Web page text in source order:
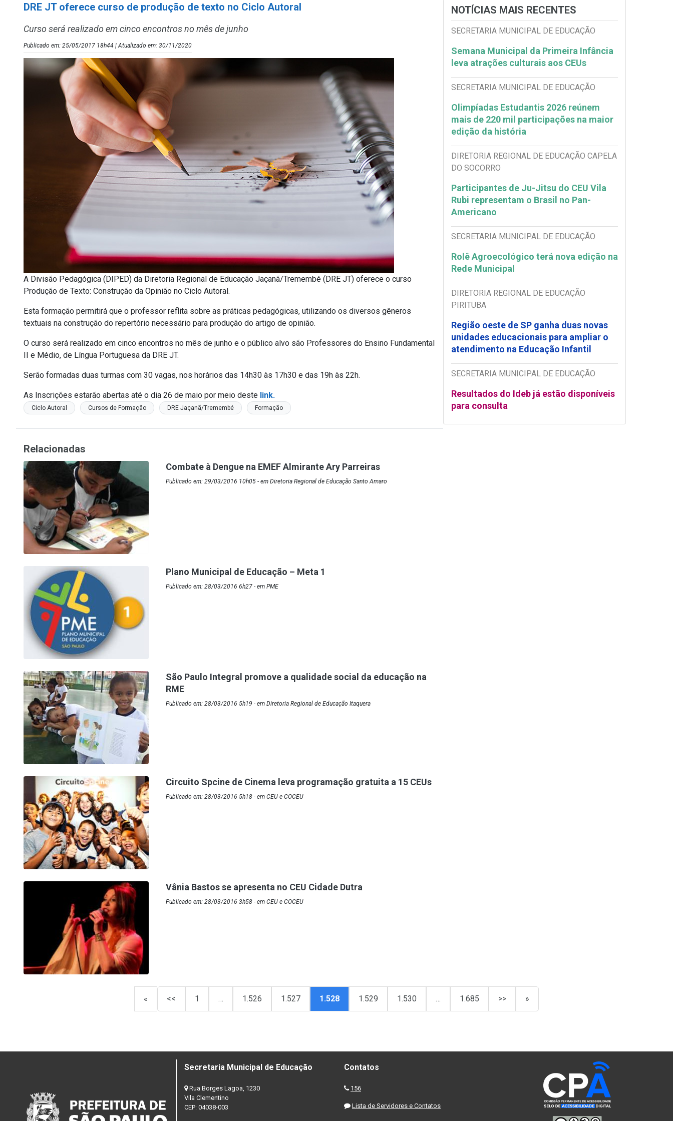
DRE JT oferece curso de produção de texto no Ciclo Autoral
Curso será realizado em cinco encontros no mês de junho
Publicado em: 25/05/2017 18h44 | Atualizado em: 30/11/2020
A Divisão Pedagógica (DIPED) da Diretoria Regional de Educação Jaçanã/Tremembé (DRE JT) oferece o curso
Produção de Texto: Construção da Opinião no Ciclo Autoral.
Esta formação permitirá que o professor reflita sobre as práticas pedagógicas, utilizando os diversos gêneros
textuais na construção do repertório necessário para produção do artigo de opinião.
O curso será realizado em cinco encontros no mês de junho e o público alvo são Professores do Ensino Fundamental
II e Médio, de Língua Portuguesa da DRE JT.
Serão formadas duas turmas com 30 vagas, nos horários das 14h30 às 17h30 e das 19h às 22h.
As Inscrições estarão abertas até o dia 26 de maio por meio deste link.
Ciclo Autoral Cursos de Formação DRE Jaçanã/Tremembé Formação
NOTÍCIAS MAIS RECENTES
SECRETARIA MUNICIPAL DE EDUCAÇÃO
Semana Municipal da Primeira Infância
leva atrações culturais aos CEUs
SECRETARIA MUNICIPAL DE EDUCAÇÃO
Olimpíadas Estudantis 2026 reúnem
mais de 220 mil participações na maior
edição da história
DIRETORIA REGIONAL DE EDUCAÇÃO CAPELA
DO SOCORRO
Participantes de Ju-Jitsu do CEU Vila
Rubi representam o Brasil no Pan-
Americano
SECRETARIA MUNICIPAL DE EDUCAÇÃO
Rolê Agroecológico terá nova edição na
Rede Municipal
DIRETORIA REGIONAL DE EDUCAÇÃO
PIRITUBA
Região oeste de SP ganha duas novas
unidades educacionais para ampliar o
atendimento na Educação Infantil
SECRETARIA MUNICIPAL DE EDUCAÇÃO
Resultados do Ideb já estão disponíveis
para consulta
Relacionadas
Combate à Dengue na EMEF Almirante Ary Parreiras
Publicado em: 29/03/2016 10h05 - em Diretoria Regional de Educação Santo Amaro
Plano Municipal de Educação – Meta 1
Publicado em: 28/03/2016 6h27 - em PME
São Paulo Integral promove a qualidade social da educação na
RME
Publicado em: 28/03/2016 5h19 - em Diretoria Regional de Educação Itaquera
Circuito Spcine de Cinema leva programação gratuita a 15 CEUs
Publicado em: 28/03/2016 5h18 - em CEU e COCEU
Vânia Bastos se apresenta no CEU Cidade Dutra
Publicado em: 28/03/2016 3h58 - em CEU e COCEU
« << 1 … 1.526 1.527 1.528 1.529 1.530 … 1.685 >> »
Secretaria Municipal de Educação
Rua Borges Lagoa, 1230
Vila Clementino
CEP: 04038-003
Contatos
156
Lista de Servidores e Contatos